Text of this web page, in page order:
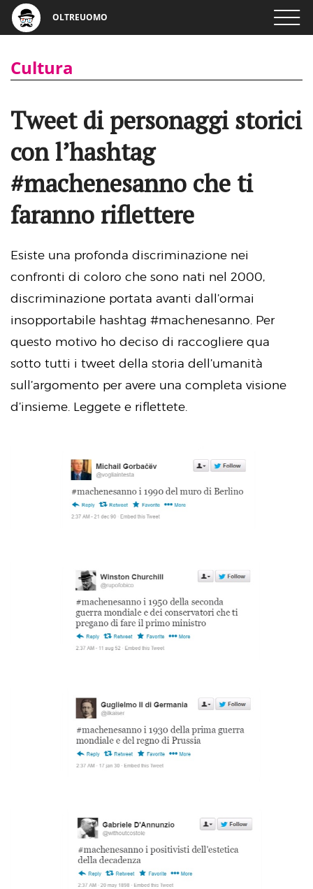
OLTREUOMO
Cultura
Tweet di personaggi storici
con l’hashtag
#machenesanno che ti
faranno riflettere
Esiste una profonda discriminazione nei
confronti di coloro che sono nati nel 2000,
discriminazione portata avanti dall’ormai
insopportabile hashtag #machenesanno. Per
questo motivo ho deciso di raccogliere qua
sotto tutti i tweet della storia dell’umanità
sull’argomento per avere una completa visione
d’insieme. Leggete e riflettete.